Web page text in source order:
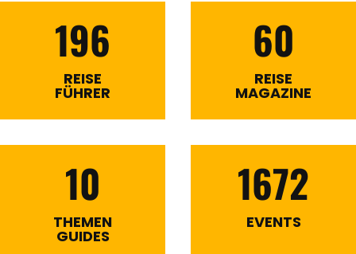
196
REISE
FÜHRER
60
REISE
MAGAZINE
10
THEMEN
GUIDES
1672
EVENTS